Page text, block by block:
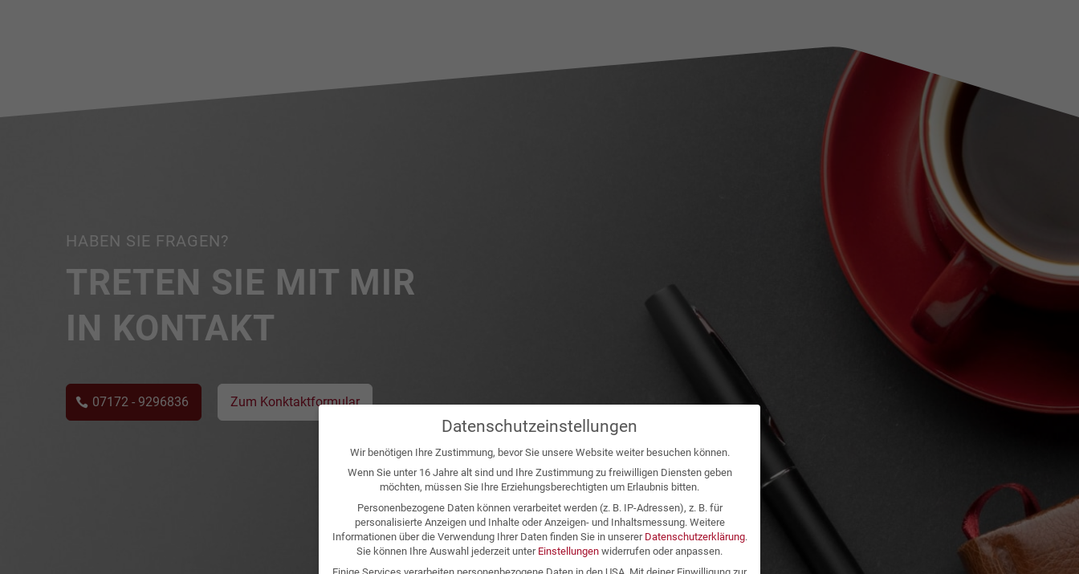
HABEN SIE FRAGEN?
TRETEN SIE MIT MIR
IN KONTAKT
07172 - 9296836 Zum Konktaktformular
Datenschutzeinstellungen
Wir benötigen Ihre Zustimmung, bevor Sie unsere Website weiter besuchen können.
Wenn Sie unter 16 Jahre alt sind und Ihre Zustimmung zu freiwilligen Diensten geben
möchten, müssen Sie Ihre Erziehungsberechtigten um Erlaubnis bitten.
Personenbezogene Daten können verarbeitet werden (z. B. IP-Adressen), z. B. für
personalisierte Anzeigen und Inhalte oder Anzeigen- und Inhaltsmessung. Weitere
Informationen über die Verwendung Ihrer Daten finden Sie in unserer Datenschutzerklärung.
Sie können Ihre Auswahl jederzeit unter Einstellungen widerrufen oder anpassen.